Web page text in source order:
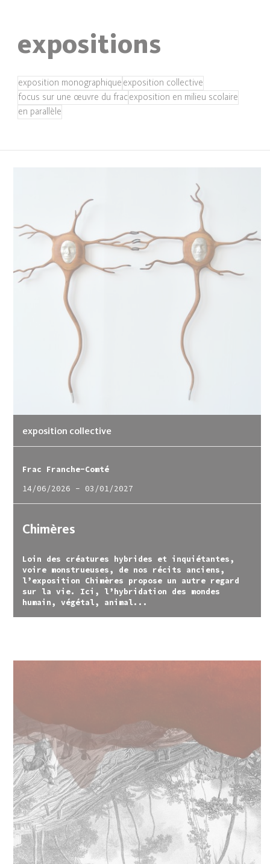
expositions
exposition monographique exposition collective
focus sur une œuvre du frac exposition en milieu scolaire
en parallèle
exposition collective
Chimères
Loin des créatures hybrides et inquiétantes,
voire monstrueuses, de nos récits anciens,
l’exposition Chimères propose un autre regard
sur la vie. Ici, l’hybridation des mondes
humain, végétal, animal...
Frac Franche-Comté
14/06/2026 - 03/01/2027